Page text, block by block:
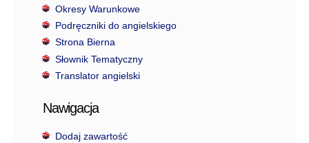
Okresy Warunkowe
Podręczniki do angielskiego
Strona Bierna
Słownik Tematyczny
Translator angielski
Nawigacja
Dodaj zawartość